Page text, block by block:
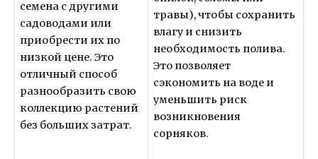
семена с другими
садоводами или
приобрести их по
низкой цене. Это
отличный способ
разнообразить свою
коллекцию растений
без больших затрат.
травы), чтобы сохранить
влагу и снизить
необходимость полива.
Это позволяет
сэкономить на воде и
уменьшить риск
возникновения
сорняков.